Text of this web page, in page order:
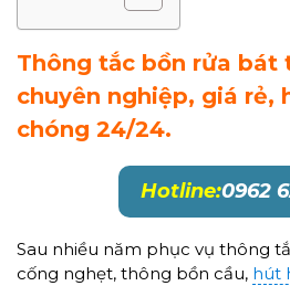
Thông tắc bồn rửa bát
chuyên nghiệp, giá rẻ,
chóng 24/24.
Hotline:0962
Sau nhiều năm phục vụ thông
cống nghẹt, thông bồn cầu, hút